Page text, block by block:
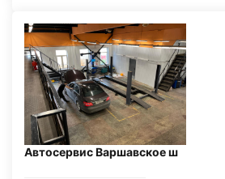
Автосервис Варшавское ш